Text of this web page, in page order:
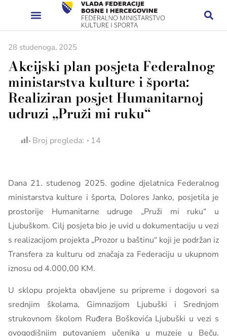
28 studenoga, 2025
Akcijski plan posjeta Federalnog
ministarstva kulture i športa:
Realiziran posjet Humanitarnoj
udruzi „Pruži mi ruku“
Broj pregleda: 14
Dana 21. studenog 2025. godine djelatnica Federalnog
ministarstva kulture i športa, Dolores Janko, posjetila je
prostorije Humanitarne udruge „Pruži mi ruku“ u
Ljubuškom. Cilj posjeta bio je uvid u dokumentaciju u vezi
s realizacijom projekta „Prozor u baštinu“ koji je podržan iz
Transfera za kulturu od značaja za Federaciju u ukupnom
iznosu od 4.000,00 KM.
U sklopu projekta obavljene su pripreme i dogovori sa
srednjim školama, Gimnazijom Ljubuški i Srednjom
strukovnom školom Ruđera Boškovića Ljubuški u vezi s
ovogodišnjim putovanjem učenika u muzeje u Beču.